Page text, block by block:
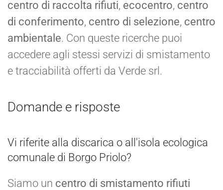
centro di raccolta rifiuti, ecocentro, centro
di conferimento, centro di selezione, centro
ambientale. Con queste ricerche puoi
accedere agli stessi servizi di smistamento
e tracciabilità offerti da Verde srl.
Domande e risposte
Vi riferite alla discarica o all'isola ecologica
comunale di Borgo Priolo?
Siamo un centro di smistamento rifiuti